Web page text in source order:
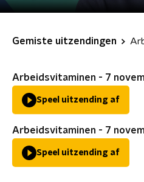
Gemiste uitzendingen
Arbeidsvitaminen - 7
Speel uitzending af
Arbeidsvitaminen - 7
Speel uitzending af